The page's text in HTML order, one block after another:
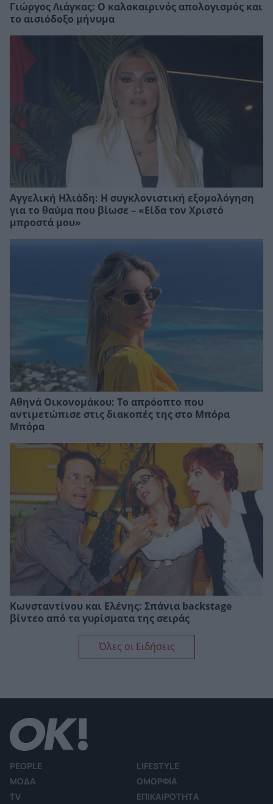
Γιώργος Λιάγκας: Ο καλοκαιρινός απολογισμός και
το αισιόδοξο μήνυμα
Αγγελική Ηλιάδη: Η συγκλονιστική εξομολόγηση
για το θαύμα που βίωσε – «Είδα τον Χριστό
μπροστά μου»
Αθηνά Οικονομάκου: Το απρόοπτο που
αντιμετώπισε στις διακοπές της στο Μπόρα
Μπόρα
Κωνσταντίνου και Ελένης: Σπάνια backstage
βίντεο από τα γυρίσματα της σειράς
Όλες οι Ειδήσεις
PEOPLE
LIFESTYLE
ΜΟΔΑ
ΟΜΟΡΦΙΑ
TV
ΕΠΙΚΑΙΡΟΤΗΤΑ